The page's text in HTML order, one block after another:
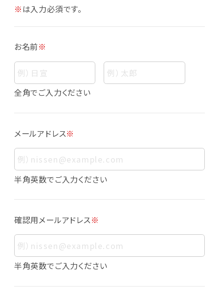
個人情報
個人情報とは、お客様個人に関する情報であっ
て、当該情報を構成する氏名、住所、電話番号、
す。また、その情報のみでは識別できない場合で
も、他の情報と容易に照合することで、結果的に
お客様個人を識別できるものも個人情報に含ま
れます。
個人情報の利用目的について
下の通りであり、これらの目的達成の範囲を超
えてお客様の個人情報を利用することはありま
せん。
・会員登録者の個人認証
・会員ポイントプログラムの運営
※は入力必須です。
お名前※
全角でご入力ください
メールアドレス※
半角英数でご入力ください
確認用メールアドレス※
半角英数でご入力ください